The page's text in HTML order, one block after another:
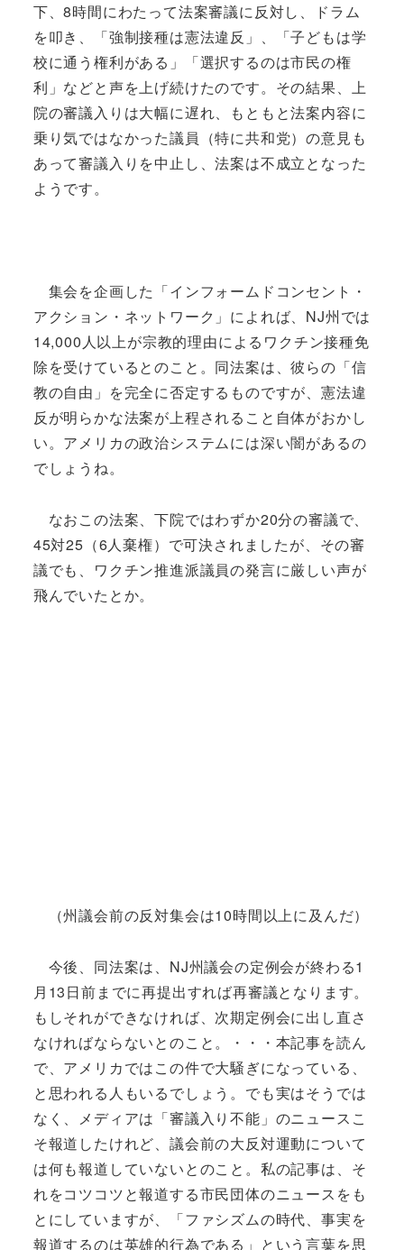
下、8時間にわたって法案審議に反対し、ドラム
を叩き、「強制接種は憲法違反」、「子どもは学
校に通う権利がある」「選択するのは市民の権
利」などと声を上げ続けたのです。その結果、上
院の審議入りは大幅に遅れ、もともと法案内容に
乗り気ではなかった議員（特に共和党）の意見も
あって審議入りを中止し、法案は不成立となった
ようです。
集会を企画した「インフォームドコンセント・
アクション・ネットワーク」によれば、NJ州では
14,000人以上が宗教的理由によるワクチン接種免
除を受けているとのこと。同法案は、彼らの「信
教の自由」を完全に否定するものですが、憲法違
反が明らかな法案が上程されること自体がおかし
い。アメリカの政治システムには深い闇があるの
でしょうね。
なおこの法案、下院ではわずか20分の審議で、
45対25（6人棄権）で可決されましたが、その審
議でも、ワクチン推進派議員の発言に厳しい声が
飛んでいたとか。
（州議会前の反対集会は10時間以上に及んだ）
今後、同法案は、NJ州議会の定例会が終わる1
月13日前までに再提出すれば再審議となります。
もしそれができなければ、次期定例会に出し直さ
なければならないとのこと。・・・本記事を読ん
で、アメリカではこの件で大騒ぎになっている、
と思われる人もいるでしょう。でも実はそうでは
なく、メディアは「審議入り不能」のニュースこ
そ報道したけれど、議会前の大反対運動について
は何も報道していないとのこと。私の記事は、そ
れをコツコツと報道する市民団体のニュースをも
とにしていますが、「ファシズムの時代、事実を
報道するのは英雄的行為である」という言葉を思